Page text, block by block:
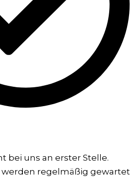
bei uns an erster Stelle.
werden regelmäßig gewartet